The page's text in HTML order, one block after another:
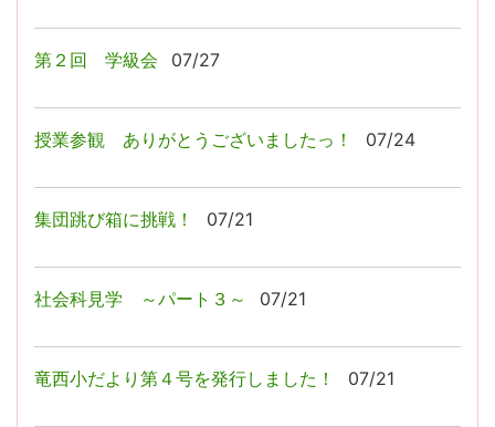
第２回 学級会 07/27
授業参観 ありがとうございましたっ！ 07/24
集団跳び箱に挑戦！ 07/21
社会科見学 ～パート３～ 07/21
竜西小だより第４号を発行しました！ 07/21